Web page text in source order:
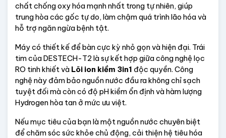
chất chống oxy hóa mạnh nhất trong tự nhiên, giúp
trung hòa các gốc tự do, làm chậm quá trình lão hóa và
hỗ trợ ngăn ngừa bệnh tật.
Máy có thiết kế để bàn cực kỳ nhỏ gọn và hiện đại. Trái
tim của DESTECH-T2 là sự kết hợp giữa công nghệ lọc
RO tinh khiết và Lõi ion kiềm 3in1 độc quyền. Công
nghệ này đảm bảo nguồn nước đầu ra không chỉ sạch
tuyệt đối mà còn có độ pH kiềm ổn định và hàm lượng
Hydrogen hòa tan ở mức ưu việt.
Nếu mục tiêu của bạn là một nguồn nước chuyên biệt
để chăm sóc sức khỏe chủ động, cải thiện hệ tiêu hóa